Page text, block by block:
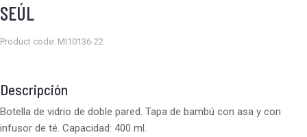
SEÚL
Product code: MI10136-22
Descripción
Botella de vidrio de doble pared. Tapa de bambú con asa y con
infusor de té. Capacidad: 400 ml.